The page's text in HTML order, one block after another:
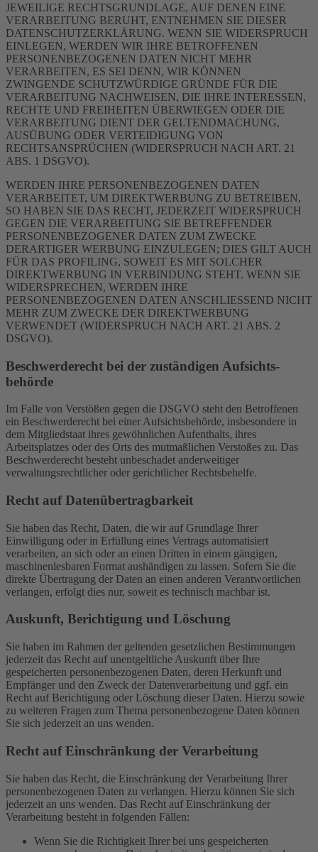
JEWEILIGE RECHTSGRUNDLAGE, AUF DENEN EINE
VERARBEITUNG BERUHT, ENTNEHMEN SIE DIESER
DATENSCHUTZERKLÄRUNG. WENN SIE WIDERSPRUCH
EINLEGEN, WERDEN WIR IHRE BETROFFENEN
PERSONENBEZOGENEN DATEN NICHT MEHR
VERARBEITEN, ES SEI DENN, WIR KÖNNEN
ZWINGENDE SCHUTZWÜRDIGE GRÜNDE FÜR DIE
VERARBEITUNG NACHWEISEN, DIE IHRE INTERESSEN,
RECHTE UND FREIHEITEN ÜBERWIEGEN ODER DIE
VERARBEITUNG DIENT DER GELTENDMACHUNG,
AUSÜBUNG ODER VERTEIDIGUNG VON
RECHTSANSPRÜCHEN (WIDERSPRUCH NACH ART. 21
ABS. 1 DSGVO).
WERDEN IHRE PERSONENBEZOGENEN DATEN
VERARBEITET, UM DIREKTWERBUNG ZU BETREIBEN,
SO HABEN SIE DAS RECHT, JEDERZEIT WIDERSPRUCH
GEGEN DIE VERARBEITUNG SIE BETREFFENDER
PERSONENBEZOGENER DATEN ZUM ZWECKE
DERARTIGER WERBUNG EINZULEGEN; DIES GILT AUCH
FÜR DAS PROFILING, SOWEIT ES MIT SOLCHER
DIREKTWERBUNG IN VERBINDUNG STEHT. WENN SIE
WIDERSPRECHEN, WERDEN IHRE
PERSONENBEZOGENEN DATEN ANSCHLIESSEND NICHT
MEHR ZUM ZWECKE DER DIREKTWERBUNG
VERWENDET (WIDERSPRUCH NACH ART. 21 ABS. 2
DSGVO).
Beschwerde­recht bei der zuständigen Aufsichts­
behörde
Im Falle von Verstößen gegen die DSGVO steht den Betroffenen
ein Beschwerderecht bei einer Aufsichtsbehörde, insbesondere in
dem Mitgliedstaat ihres gewöhnlichen Aufenthalts, ihres
Arbeitsplatzes oder des Orts des mutmaßlichen Verstoßes zu. Das
Beschwerderecht besteht unbeschadet anderweitiger
verwaltungsrechtlicher oder gerichtlicher Rechtsbehelfe.
Recht auf Daten­übertrag­barkeit
Sie haben das Recht, Daten, die wir auf Grundlage Ihrer
Einwilligung oder in Erfüllung eines Vertrags automatisiert
verarbeiten, an sich oder an einen Dritten in einem gängigen,
maschinenlesbaren Format aushändigen zu lassen. Sofern Sie die
direkte Übertragung der Daten an einen anderen Verantwortlichen
verlangen, erfolgt dies nur, soweit es technisch machbar ist.
Auskunft, Berichtigung und Löschung
Sie haben im Rahmen der geltenden gesetzlichen Bestimmungen
jederzeit das Recht auf unentgeltliche Auskunft über Ihre
gespeicherten personenbezogenen Daten, deren Herkunft und
Empfänger und den Zweck der Datenverarbeitung und ggf. ein
Recht auf Berichtigung oder Löschung dieser Daten. Hierzu sowie
zu weiteren Fragen zum Thema personenbezogene Daten können
Sie sich jederzeit an uns wenden.
Recht auf Einschränkung der Verarbeitung
Sie haben das Recht, die Einschränkung der Verarbeitung Ihrer
personenbezogenen Daten zu verlangen. Hierzu können Sie sich
jederzeit an uns wenden. Das Recht auf Einschränkung der
Verarbeitung besteht in folgenden Fällen:
Wenn Sie die Richtigkeit Ihrer bei uns gespeicherten